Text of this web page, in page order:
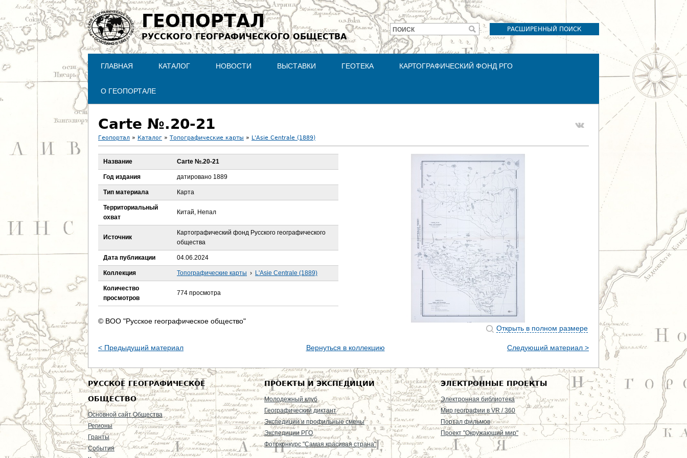
Jump to navigation
ГЕОПОРТАЛ
РУССКОГО ГЕОГРАФИЧЕСКОГО ОБЩЕСТВА
РАСШИРЕННЫЙ ПОИСК
Форма
поиска
ПОИСК
ГЛАВНАЯ КАТАЛОГ НОВОСТИ ВЫСТАВКИ ГЕОТЕКА КАРТОГРАФИЧЕСКИЙ ФОНД РГО
О ГЕОПОРТАЛЕ
Carte №.20-21
В
ы
д
е
с
ь
Геопортал » Каталог » Топографические карты » L'Asie Centrale (1889)
Открыть в полном размере
Название Carte №.20-21
Год издания датировано 1889
Тип материала Карта
Территориальный
охват
Китай, Непал
Источник
Картографический фонд Русского географического
общества
Дата публикации 04.06.2024
Коллекция Топографические карты › L'Asie Centrale (1889)
Количество
просмотров
774 просмотра
© ВОО "Русское географическое общество"
< Предыдущий материал Вернуться в коллекцию Следующий материал >
РУССКОЕ ГЕОГРАФИЧЕСКОЕ
ОБЩЕСТВО
Основной сайт Общества
Регионы
Гранты
События
ПРОЕКТЫ И ЭКСПЕДИЦИИ
Молодежный клуб
Географический диктант
Экспедиции и профильные смены
Экспедиции РГО
Фотоконкурс "Самая красивая страна"
ЭЛЕКТРОННЫЕ ПРОЕКТЫ
Электронная библиотека
Мир географии в VR / 360
Портал фильмов
Проект "Окружающий мир"